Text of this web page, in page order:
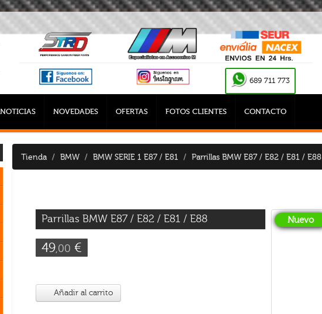
689 711 773
NOTICIAS NOVEDADES OFERTAS FOTOS CLIENTES CONTACTO
Tienda BMW BMW SERIE 1 E87 / E81 Parrillas BMW E87 / E82 / E81 / E88
Parrillas BMW E87 / E82 / E81 / E88
49,00 €
Añadir al carrito
Nuevo